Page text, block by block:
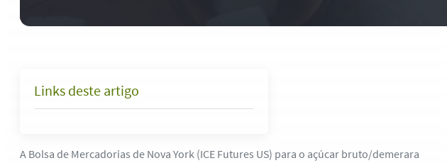
Links deste artigo
A Bolsa de Mercadorias de Nova York (ICE Futures US) para o açúcar bruto/demerara